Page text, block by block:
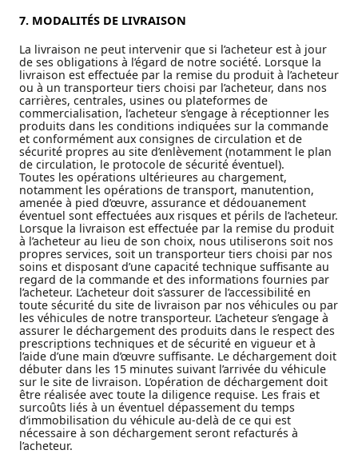
7. MODALITÉS DE LIVRAISON
La livraison ne peut intervenir que si l’acheteur est à jour
de ses obligations à l’égard de notre société. Lorsque la
livraison est effectuée par la remise du produit à l’acheteur
ou à un transporteur tiers choisi par l’acheteur, dans nos
carrières, centrales, usines ou plateformes de
commercialisation, l’acheteur s’engage à réceptionner les
produits dans les conditions indiquées sur la commande
et conformément aux consignes de circulation et de
sécurité propres au site d’enlèvement (notamment le plan
de circulation, le protocole de sécurité éventuel).
Toutes les opérations ultérieures au chargement,
notamment les opérations de transport, manutention,
amenée à pied d’œuvre, assurance et dédouanement
éventuel sont effectuées aux risques et périls de l’acheteur.
Lorsque la livraison est effectuée par la remise du produit
à l’acheteur au lieu de son choix, nous utiliserons soit nos
propres services, soit un transporteur tiers choisi par nos
soins et disposant d’une capacité technique suffisante au
regard de la commande et des informations fournies par
l’acheteur. L’acheteur doit s’assurer de l’accessibilité en
toute sécurité du site de livraison par nos véhicules ou par
les véhicules de notre transporteur. L’acheteur s’engage à
assurer le déchargement des produits dans le respect des
prescriptions techniques et de sécurité en vigueur et à
l’aide d’une main d’œuvre suffisante. Le déchargement doit
débuter dans les 15 minutes suivant l’arrivée du véhicule
sur le site de livraison. L’opération de déchargement doit
être réalisée avec toute la diligence requise. Les frais et
surcoûts liés à un éventuel dépassement du temps
d’immobilisation du véhicule au-delà de ce qui est
nécessaire à son déchargement seront refacturés à
l’acheteur.